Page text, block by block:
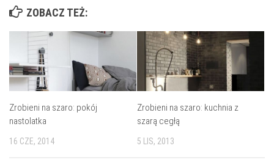
ZOBACZ TEŻ:
Zrobieni na szaro: pokój
nastolatka
16 CZE, 2014
Zrobieni na szaro: kuchnia z
szarą cegłą
5 LIS, 2013